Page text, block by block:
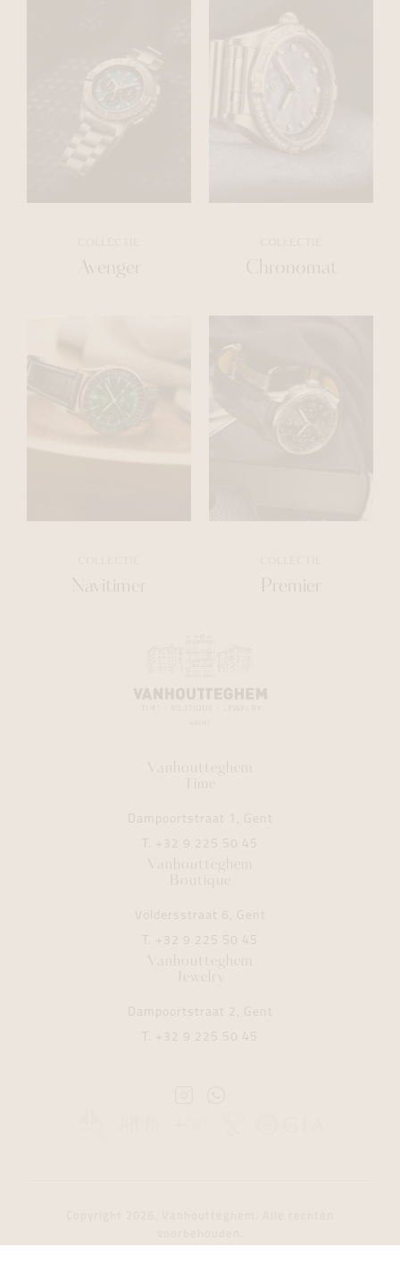
Avenger Chronomat
Navitimer Premier
Vanhoutteghem
Time
Dampoortstraat 1, Gent
T. +32 9 225 50 45
Vanhoutteghem
Boutique
Voldersstraat 6, Gent
T. +32 9 225 50 45
Vanhoutteghem
Jewelry
Dampoortstraat 2, Gent
T. +32 9 225 50 45